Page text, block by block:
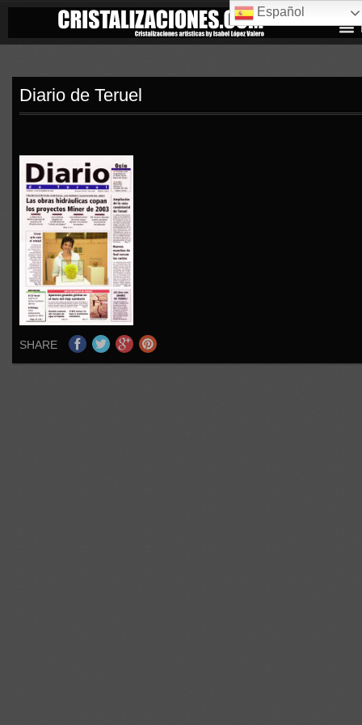
Diario de Teruel
SHARE
Español